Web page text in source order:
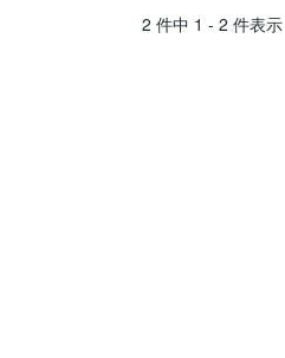
2 件中 1 - 2 件表示